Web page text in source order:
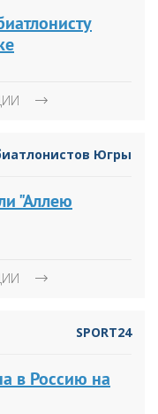
Югры
"Аллею
SPORT24
в Россию на